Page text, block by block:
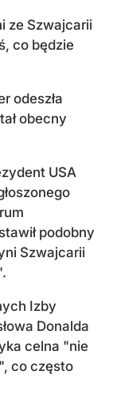
ze Szwajcarii
co będzie
odeszła
obecny
USA
podobny
Szwajcarii
Izby
Donalda
celna "nie
co często